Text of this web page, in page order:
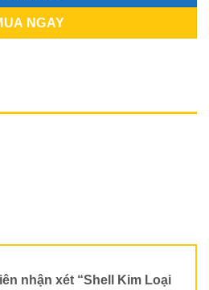
NGAY
nhận xét “Shell Kim Loại